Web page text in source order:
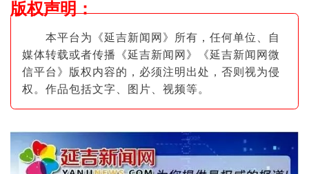
版权声明：
本平台为《延吉新闻网》所有，任何单位、自
媒体转载或者传播《延吉新闻网》《延吉新闻网微
信平台》版权内容的，必须注明出处，否则视为侵
权。作品包括文字、图片 、视频等。